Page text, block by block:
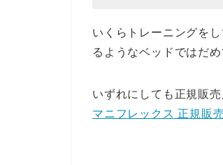
いくらトレーニングを
るようなベッドではだめ
いずれにしても正規販
マニフレックス 正規販売